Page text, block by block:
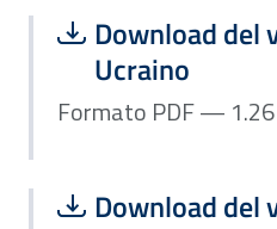
Scarica file:
Download del
Ucraino
Formato PDF —
Formato PDF —
Scarica file:
Download del
Formato PDF —